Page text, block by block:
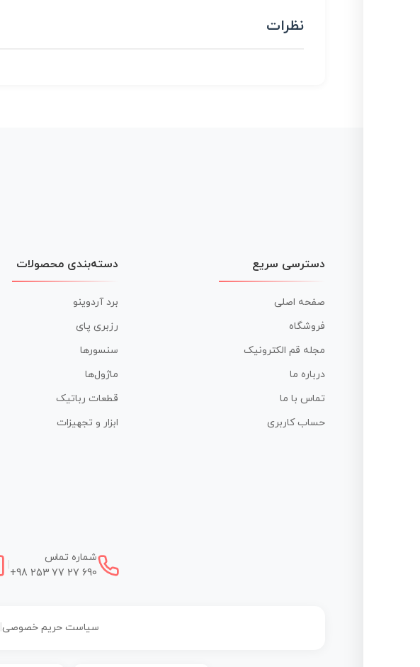
نظرات
دسترسی سریع
صفحه اصلی
فروشگاه
مجله قم الکترونیک
درباره ما
تماس با ما
حساب کاربری
دسته‌بندی محصولات
برد آردوینو
رزبری پای
سنسورها
ماژول‌ها
قطعات رباتیک
ابزار و تجهیزات
شماره تماس
+98 253 77 27 690
سیاست حریم خصوصی|